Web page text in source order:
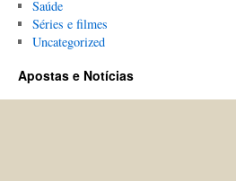
Saúde
Séries e filmes
Uncategorized
Apostas e Notícias